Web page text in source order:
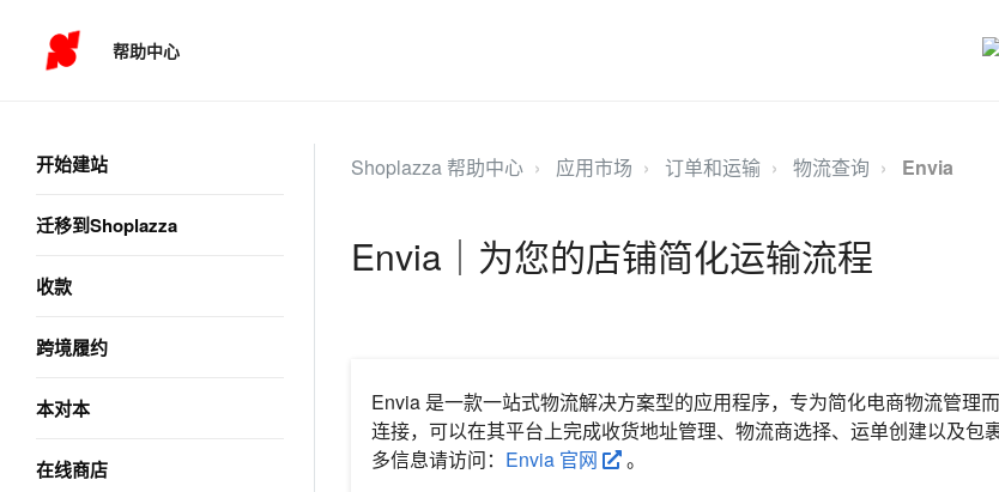
帮助中心
开始建站
迁移到Shoplazza
收款
跨境履约
本对本
在线商店
Shoplazza 帮助中心 应用市场 订单和运输 物流查询 Envia
Envia｜为您的店铺简化运输流程
Envia 是一款一站式物流解决方案型的应用程序，专为简化电商物流管理
连接，可以在其平台上完成收货地址管理、物流商选择、运单创建以及包
多信息请访问： Envia 官网 。